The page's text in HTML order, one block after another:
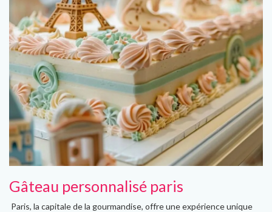
Gâteau personnalisé paris
Paris, la capitale de la gourmandise, offre une expérience unique